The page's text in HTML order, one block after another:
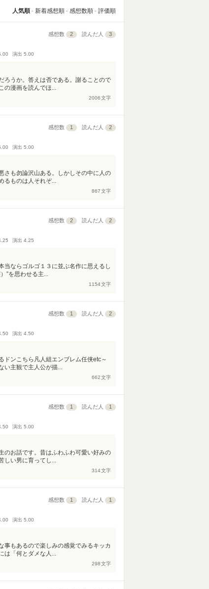
人気順 新着感想順 感想数順 評価順
感想数 2 読んだ人 3
演出 5.00
ろうか。答えは否である。謝ることので
の漫画を読んでほ...
2006文字
感想数 1 読んだ人 2
演出 5.00
さも勿論沢山ある。しかしその中に人の
るものは人それぞ...
867文字
感想数 2 読んだ人 2
演出 4.25
ならゴルゴ１３に並ぶ名作に思えるし
”を思わせる主...
1154文字
感想数 1 読んだ人 2
演出 4.50
ドンこちら凡人組エンブレム任侠etc～
い主観で主人公が描...
662文字
感想数 1 読んだ人 1
演出 5.00
のお話です。昔はふわふわ可愛い好みの
しい男に育ってし...
314文字
感想数 1 読んだ人 1
演出 5.00
事もあるので楽しみの感覚でみるキッカ
は「何とダメな人...
298文字